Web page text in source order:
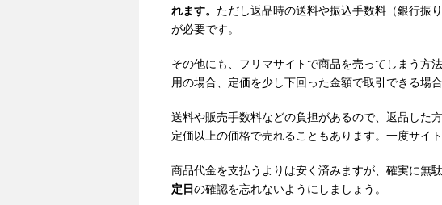
れます。 ただし返品時の送料や振込手数料（銀行振
が必要です。
その他にも、フリマサイトで商品を売ってしまう方
用の場合、定価を少し下回った金額で取引できる場合
送料や販売手数料などの負担があるので、返品した
定価以上の価格で売れることもあります。一度サイ
商品代金を支払うよりは安く済みますが、確実に無
定日の確認を忘れないようにしましょう。